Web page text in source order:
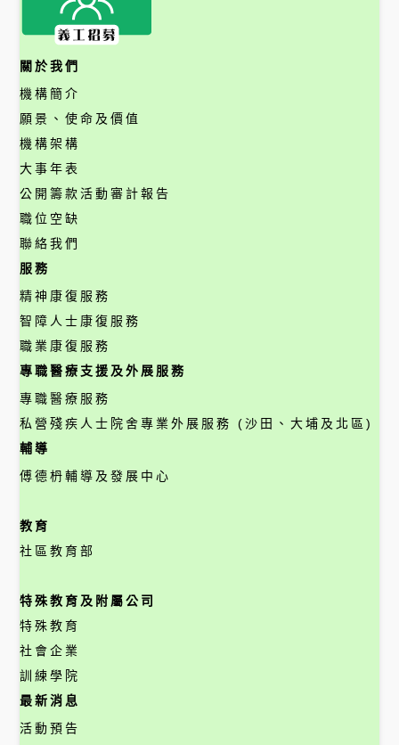
關於我們
機構簡介
願景、使命及價值
機構架構
大事年表
公開籌款活動審計報告
職位空缺
聯絡我們
服務
精神康復服務
智障人士康復服務
職業康復服務
專職醫療支援及外展服務
專職醫療服務
私營殘疾人士院舍專業外展服務 (沙田、大埔及北區)
輔導
傅德枬輔導及發展中心
教育
社區教育部
特殊教育及附屬公司
特殊教育
社會企業
訓練學院
最新消息
活動預告